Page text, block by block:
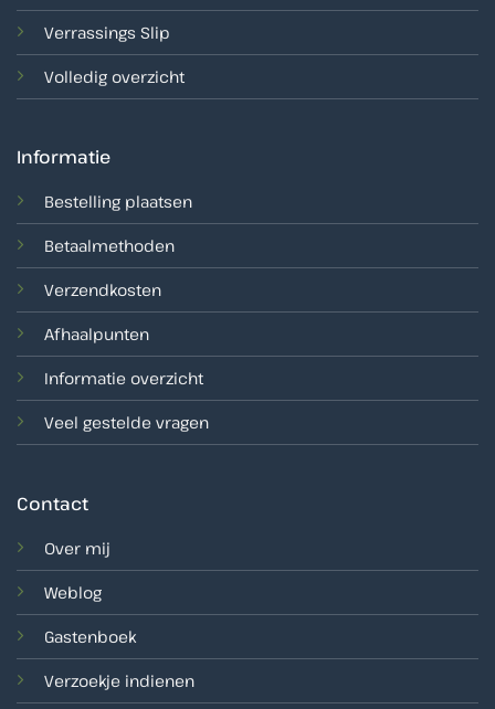
Verrassings Slip
Volledig overzicht
Informatie
Bestelling plaatsen
Betaalmethoden
Verzendkosten
Afhaalpunten
Informatie overzicht
Veel gestelde vragen
Contact
Over mij
Weblog
Gastenboek
Verzoekje indienen